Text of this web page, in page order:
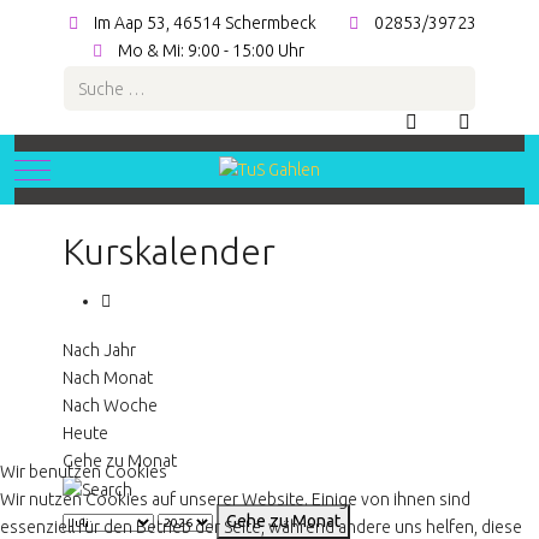
Im Aap 53, 46514 Schermbeck
02853/39723
Mo & Mi: 9:00 - 15:00 Uhr
Suchen
Mobile Menu Toggle
Kurskalender
Nach Jahr
Nach Monat
Nach Woche
Heute
Gehe zu Monat
Gehe zu Monat
Wir benutzen Cookies
Wir nutzen Cookies auf unserer Website. Einige von ihnen sind
essenziell für den Betrieb der Seite, während andere uns helfen, diese